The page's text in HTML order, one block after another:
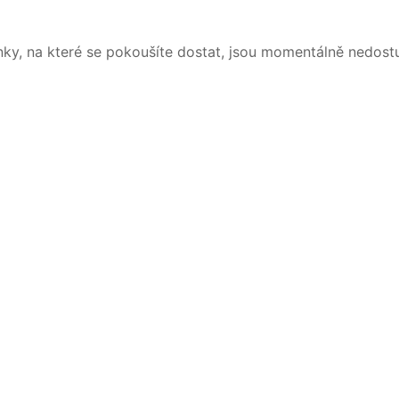
na které se pokoušíte dostat, jsou momentálně